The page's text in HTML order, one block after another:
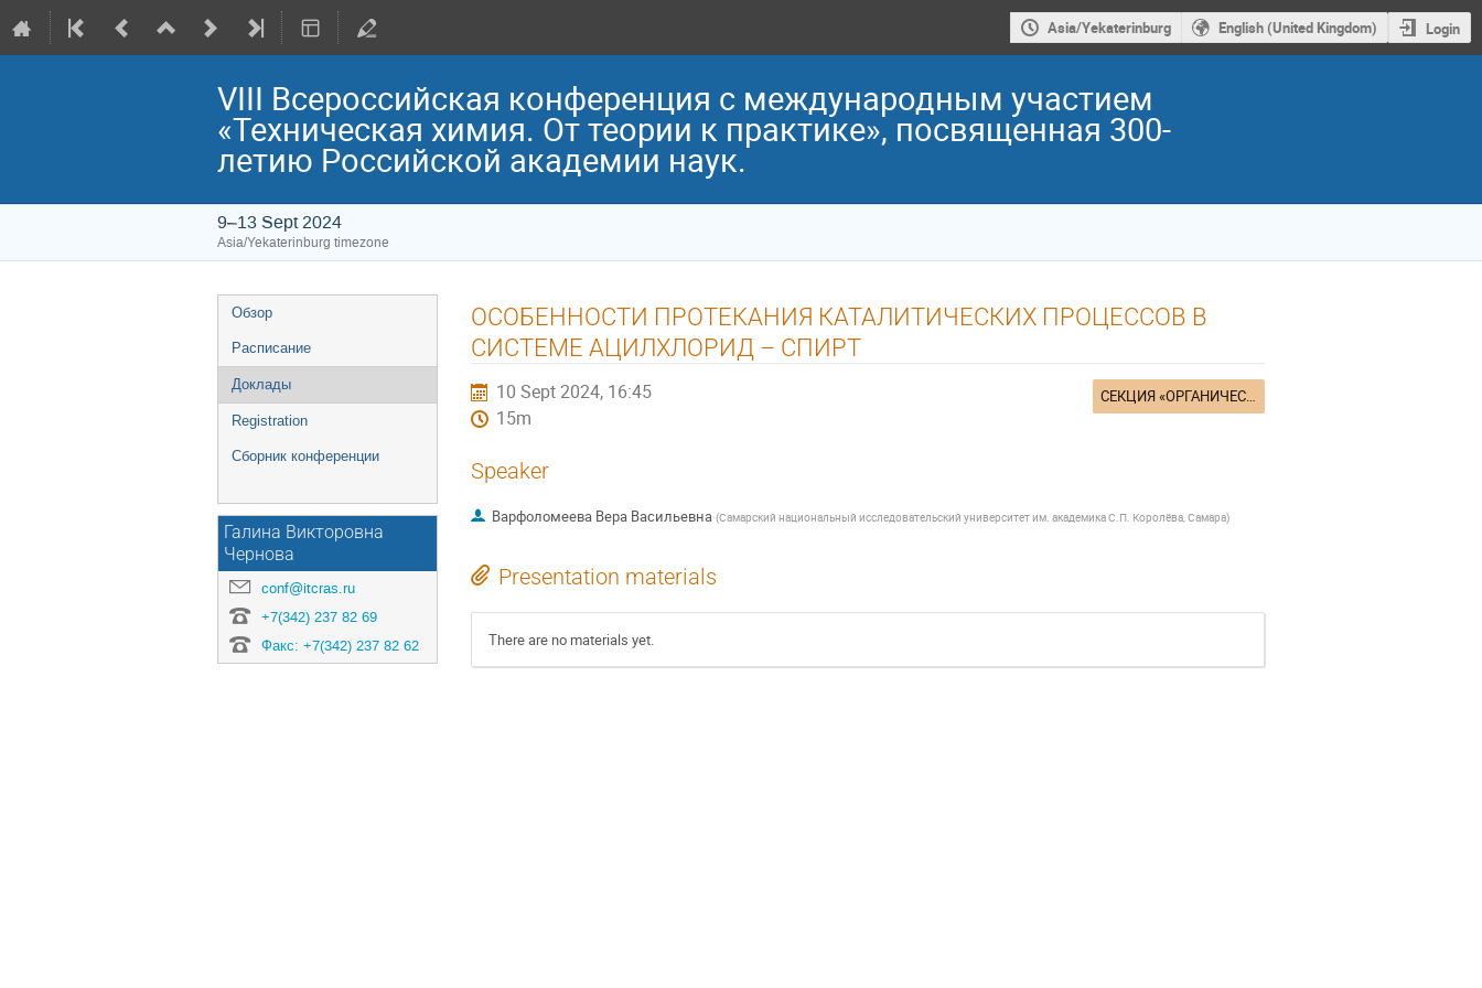
Asia/Yekaterinburg English (United Kingdom) Login
VIII Всероссийская конференция с международным участием
«Техническая химия. От теории к практике», посвященная 300-
летию Российской академии наук.
9–13 Sept 2024
Asia/Yekaterinburg timezone
Event
menu
Обзор
Расписание
Доклады
Registration
Сборник конференции
Галина Викторовна
Чернова
conf@itcras.ru
+7(342) 237 82 69
Факс: +7(342) 237 82 62
ОСОБЕННОСТИ ПРОТЕКАНИЯ КАТАЛИТИЧЕСКИХ ПРОЦЕССОВ В
СИСТЕМЕ АЦИЛХЛОРИД – СПИРТ
10 Sept 2024, 16:45
15m
СЕКЦИЯ «ОРГАНИЧЕСКАЯ ХИМИЯ»
Speaker
Варфоломеева Вера Васильевна (Самарский национальный исследовательский университет им. академика С.П. Королёва, Самара)
Presentation materials
There are no materials yet.